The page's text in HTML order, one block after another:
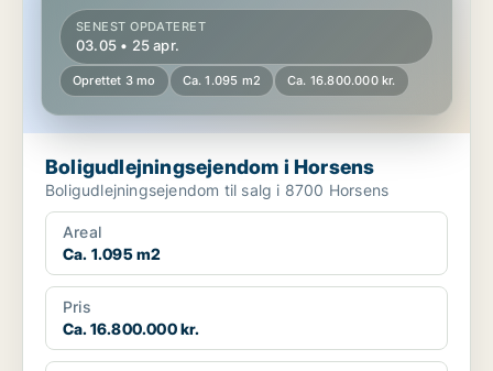
SENEST OPDATERET
03.05 • 25 apr.
Oprettet 3 mo Ca. 1.095 m2 Ca. 16.800.000 kr.
Boligudlejningsejendom i Horsens
Boligudlejningsejendom til salg i 8700 Horsens
Areal
Ca. 1.095 m2
Pris
Ca. 16.800.000 kr.